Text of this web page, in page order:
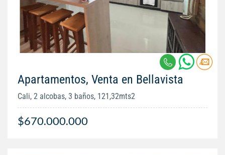
Apartamentos, Venta en Bellavista
Cali, 2 alcobas, 3 baños, 121,32mts2
$670.000.000